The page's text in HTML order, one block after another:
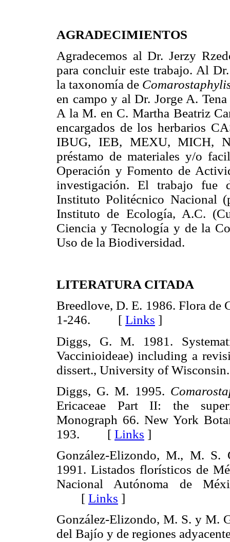
AGRADECIMIENTOS
Agradecemos al Dr. Jerzy
para concluir este trabajo. Al
la taxonomía de
en campo y al Dr. Jorge A.
A la M. en C. Martha Beatriz
encargados de los herbarios
IBUG, IEB, MEXU, MICH,
préstamo de materiales y/o
Operación y Fomento de
investigación. El trabajo fue
Instituto Politécnico Nacional
Instituto de Ecología, A.C.
Ciencia y Tecnología y de la
Uso de la Biodiversidad.
LITERATURA CITADA
Breedlove, D. E. 1986. Flora de
1-246. [ Links ]
Diggs, G. M. 1981.
Vaccinioideae) including a
dissert., University of
Diggs, G. M. 1995.
Ericaceae Part II: the
Monograph 66. New York
193. [ Links ]
González-Elizondo, M., M. S.
1991. Listados florísticos de
Nacional Autónoma de
[ Links ]
González-Elizondo, M. S. y M.
del Bajío y de regiones